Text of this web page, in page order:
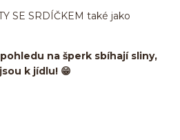
SE SRDÍČKEM také jako
na šperk sbíhají sliny,
k jídlu! 😁